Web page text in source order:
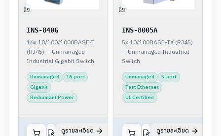
INS-840G
16x 10/100/1000BASE-T
(RJ45) — Unmanaged
Industrial Gigabit Switch
Unmanaged
16-port
Gigabit
Redundant Power
ดูรายละเอียด
INS-8005A
5x 10/100BASE-TX (RJ45)
— Unmanaged Industrial
Switch
Unmanaged
5-port
Fast Ethernet
UL Certified
ดูรายละเอียด